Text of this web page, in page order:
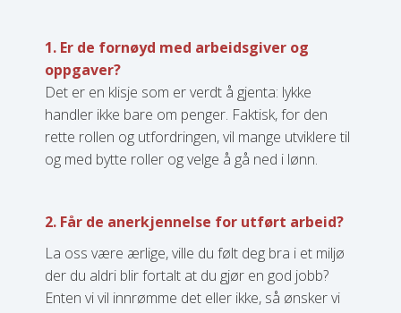
1. Er de fornøyd med arbeidsgiver og
oppgaver?
Det er en klisje som er verdt å gjenta: lykke
handler ikke bare om penger. Faktisk, for den
rette rollen og utfordringen, vil mange utviklere til
og med bytte roller og velge å gå ned i lønn.
2. Får de anerkjennelse for utført arbeid?
La oss være ærlige, ville du følt deg bra i et miljø
der du aldri blir fortalt at du gjør en god jobb?
Enten vi vil innrømme det eller ikke, så ønsker vi